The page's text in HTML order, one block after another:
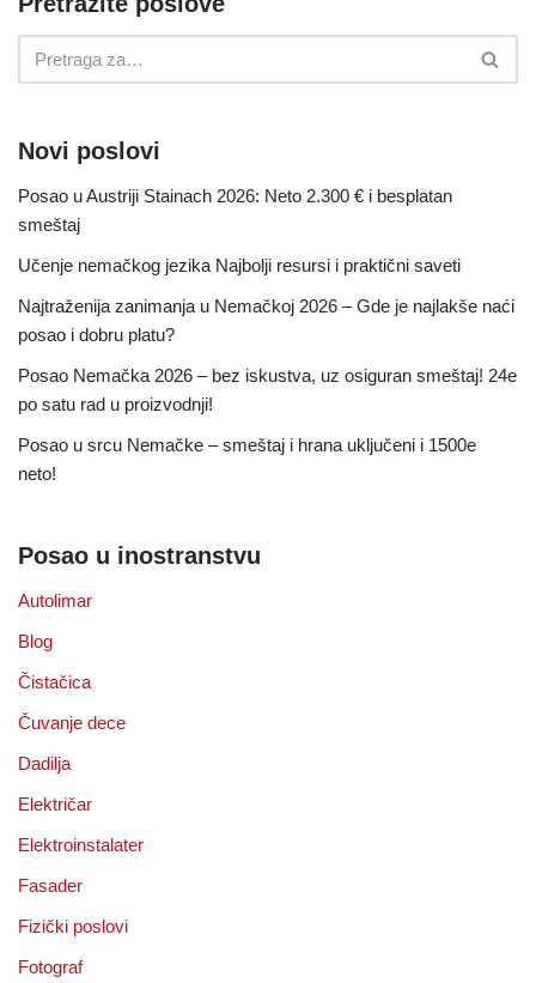
Novi poslovi
Posao u Austriji Stainach 2026: Neto 2.300 € i besplatan
smeštaj
Učenje nemačkog jezika Najbolji resursi i praktični saveti
Najtraženija zanimanja u Nemačkoj 2026 – Gde je najlakše naći
posao i dobru platu?
Posao Nemačka 2026 – bez iskustva, uz osiguran smeštaj! 24e
po satu rad u proizvodnji!
Posao u srcu Nemačke – smeštaj i hrana uključeni i 1500e
neto!
Posao u inostranstvu
Autolimar
Blog
Čistačica
Čuvanje dece
Dadilja
Električar
Elektroinstalater
Fasader
Fizički poslovi
Fotograf